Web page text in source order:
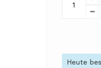
Heute